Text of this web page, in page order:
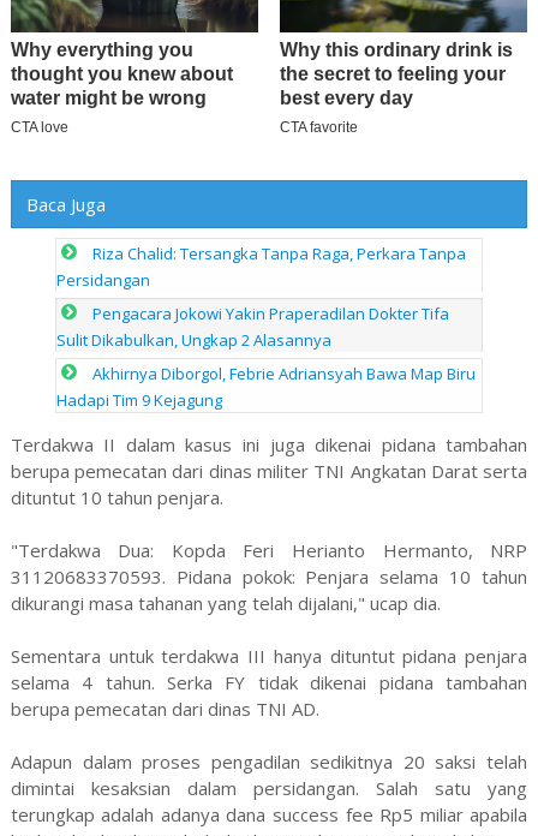
Baca Juga
Riza Chalid: Tersangka Tanpa Raga, Perkara Tanpa
Persidangan
Pengacara Jokowi Yakin Praperadilan Dokter Tifa
Sulit Dikabulkan, Ungkap 2 Alasannya
Akhirnya Diborgol, Febrie Adriansyah Bawa Map Biru
Hadapi Tim 9 Kejagung
Terdakwa II dalam kasus ini juga dikenai pidana tambahan
berupa pemecatan dari dinas militer TNI Angkatan Darat serta
dituntut 10 tahun penjara.
"Terdakwa Dua: Kopda Feri Herianto Hermanto, NRP
31120683370593. Pidana pokok: Penjara selama 10 tahun
dikurangi masa tahanan yang telah dijalani," ucap dia.
Sementara untuk terdakwa III hanya dituntut pidana penjara
selama 4 tahun. Serka FY tidak dikenai pidana tambahan
berupa pemecatan dari dinas TNI AD.
Adapun dalam proses pengadilan sedikitnya 20 saksi telah
dimintai kesaksian dalam persidangan. Salah satu yang
terungkap adalah adanya dana success fee Rp5 miliar apabila